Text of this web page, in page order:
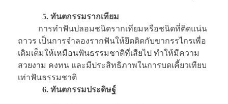
5. ทันตกรรมรากเทียม
การทำฟันปลอมชนิดรากเทียมหรือชนิดที่ติดแน่น
ถาวร เป็นการจำลองรากฟันให้ยึดติดกับขากรรไกรเพื่อ
เติมเต็มให้เหมือนฟันธรรมชาติที่เสียไป ทำให้มีความ
สวยงาม คงทน และมีประสิทธิภาพในการบดเคี้ยวเทียบ
เท่าฟันธรรมชาติ
6. ทันตกรรมประดิษฐ์